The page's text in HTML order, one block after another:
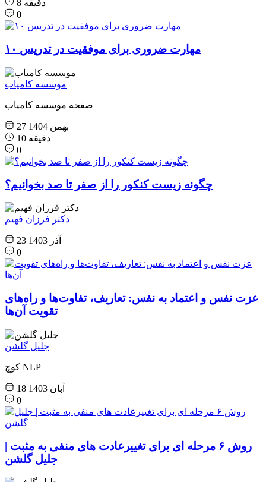
8 دقیقه
0
۱۰ مهارت ضروری برای موفقیت در تدریس
موسسه کامیاب
صفحه موسسه کامیاب
27 بهمن 1404
10 دقیقه
0
چگونه زیست کنکور را از صفر تا صد بخوانیم؟
دکتر فرزان فهیم
23 آذر 1403
0
عزت نفس و اعتماد به نفس: تعاریف، تفاوت‌ها و راه‌های
تقویت آن‌ها
جلیل گلشن
کوچ NLP
18 آبان 1403
0
روش ۶ مرحله ای برای تغییرعادت های منفی به مثبت |
جلیل گلشن